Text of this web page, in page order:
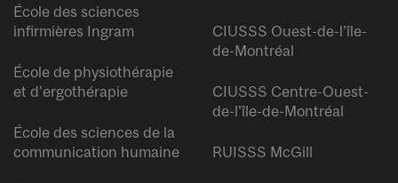
École des sciences
infirmières Ingram
École de physiothérapie
et d’ergothérapie
École des sciences de la
communication humaine
CIUSSS Ouest-de-l’île-
de-Montréal
CIUSSS Centre-Ouest-
de-l’île-de-Montréal
RUISSS McGill